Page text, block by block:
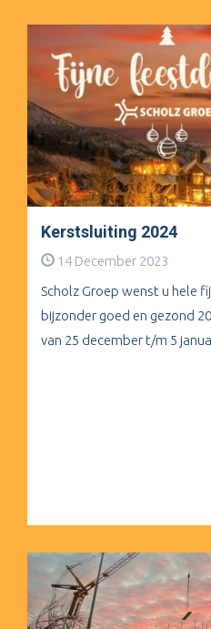
Kerstsluiting 2024
14 December 2023
Scholz Groep wenst u hele
bijzonder goed en gezond
van 25 december t/m 5